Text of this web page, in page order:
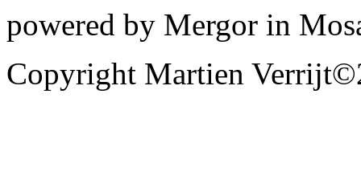
powered by Mergor in
Copyright Martien